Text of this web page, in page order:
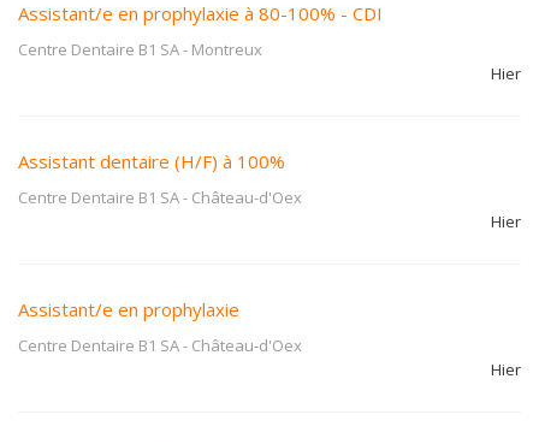
Assistant/e en prophylaxie à 80-100% - CDI
Centre Dentaire B1 SA- Montreux
Hier
Assistant dentaire (H/F) à 100%
Centre Dentaire B1 SA- Château-d'Oex
Hier
Assistant/e en prophylaxie
Centre Dentaire B1 SA- Château-d'Oex
Hier